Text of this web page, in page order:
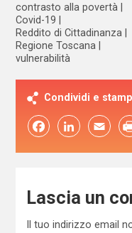
contrasto alla povertà
Covid-19
Reddito di Cittadinanza
Regione Toscana
vulnerabilità
Condividi e
FacebookLinkedIn Email
Lascia un
Il tuo indirizzo email